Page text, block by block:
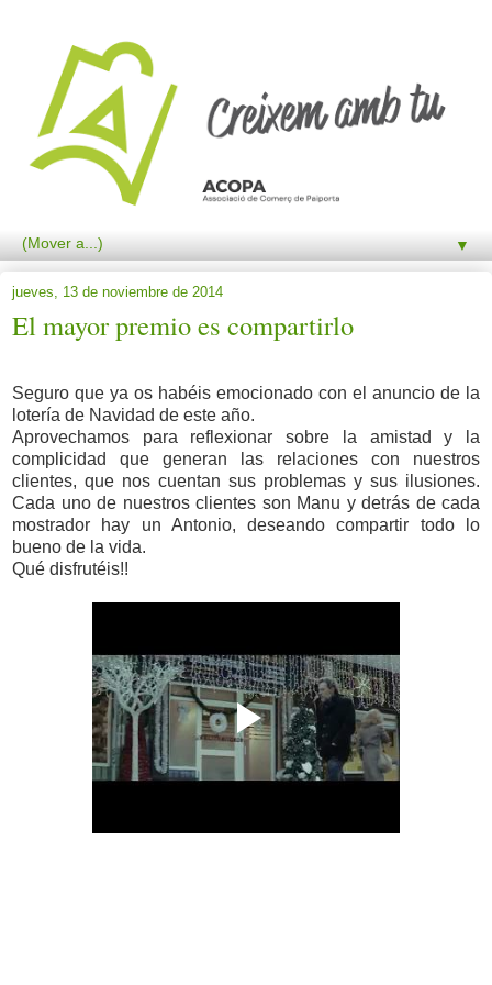
▼
jueves, 13 de noviembre de 2014
El mayor premio es compartirlo
Seguro que ya os habéis emocionado con el anuncio de la
lotería de Navidad de este año.
Aprovechamos para reflexionar sobre la amistad y la
complicidad que generan las relaciones con nuestros
clientes, que nos cuentan sus problemas y sus ilusiones.
Cada uno de nuestros clientes son Manu y detrás de cada
mostrador hay un Antonio, deseando compartir todo lo
bueno de la vida.
Qué disfrutéis!!